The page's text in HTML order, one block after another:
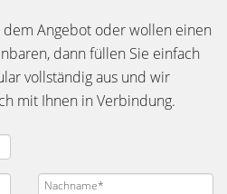
dem Angebot oder wollen einen
dann füllen Sie einfach
vollständig aus und wir
mit Ihnen in Verbindung.